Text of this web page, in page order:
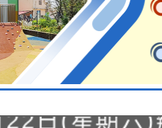
水利署委託
院辦理「
日(星期六